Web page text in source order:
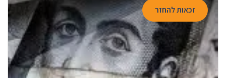
זכאות להחזר